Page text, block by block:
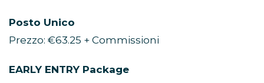
Posto Unico
Prezzo: €63.25 + Commissioni
EARLY ENTRY Package